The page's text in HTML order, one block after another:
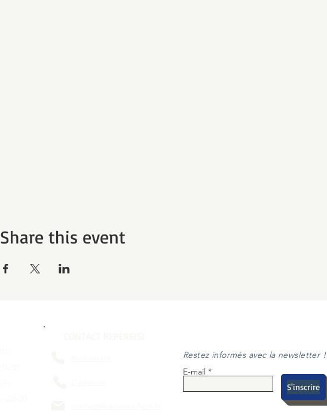
Share this event
Restez informés avec la newsletter !
E-mail
S'inscrire